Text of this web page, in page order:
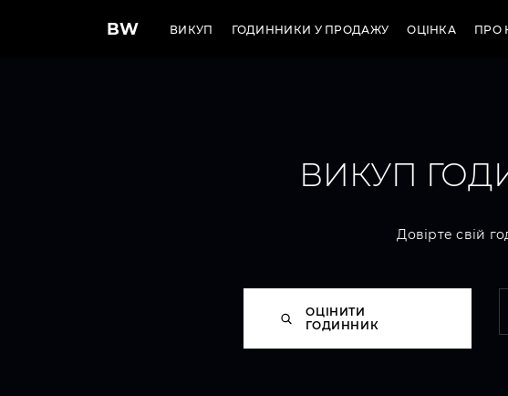
BW ВИКУП ГОДИННИКИ У ПРОДАЖУ ОЦІНКА ПРО
ВИКУП
Довірте свій
ОЦІНИТИ
ГОДИННИК